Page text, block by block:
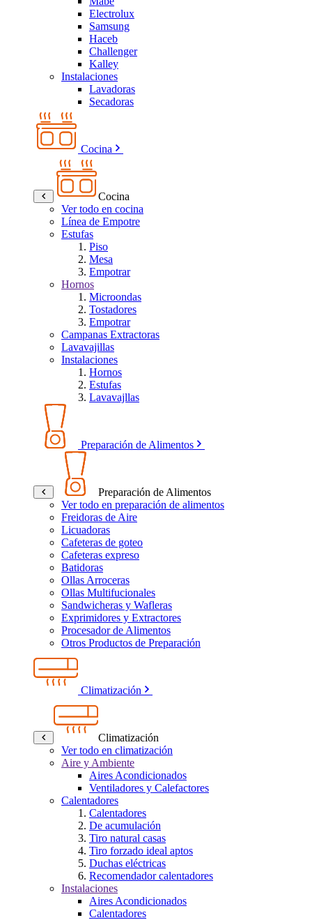
Electrolux
Samsung
Haceb
Challenger
Kalley
Instalaciones
Lavadoras
Secadoras
Cocina
Cocina
Ver todo en cocina
Línea de Empotre
Estufas
Piso
Mesa
Empotrar
Hornos
Microondas
Tostadores
Empotrar
Campanas Extractoras
Lavavajillas
Instalaciones
Hornos
Estufas
Lavavajllas
Preparación de Alimentos
Preparación de Alimentos
Ver todo en preparación de alimentos
Freidoras de Aire
Licuadoras
Cafeteras de goteo
Cafeteras expreso
Batidoras
Ollas Arroceras
Ollas Multifucionales
Sandwicheras y Wafleras
Exprimidores y Extractores
Procesador de Alimentos
Otros Productos de Preparación
Climatización
Climatización
Ver todo en climatización
Aire y Ambiente
Aires Acondicionados
Ventiladores y Calefactores
Calentadores
Calentadores
De acumulación
Tiro natural casas
Tiro forzado ideal aptos
Duchas eléctricas
Recomendador calentadores
Instalaciones
Aires Acondicionados
Calentadores